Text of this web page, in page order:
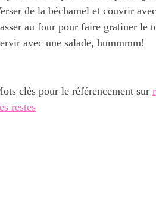
de la béchamel et couvrir
au four pour faire gratiner le
avec une salade, hummmm!
clés pour le référencement sur
restes